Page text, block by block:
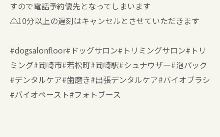
すので電話予約優先となってしまいます
⚠️10分以上の遅刻はキャンセルとさせていただきます
#dogsalonfloor#ドッグサロン#トリミングサロン#トリ
ミング#岡崎市#若松町#岡崎駅#シュナウザー#泡パック
#デンタルケア#歯磨き#出張デンタルケア#バイオブラシ
#バイオペースト#フォトブース